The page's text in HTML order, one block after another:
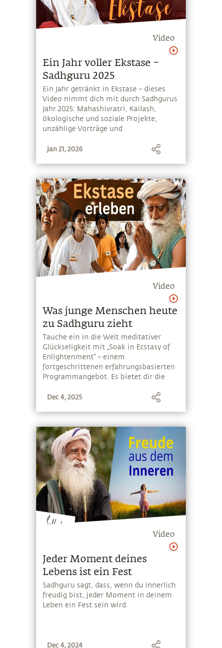
Video
Ein Jahr voller Ekstase –
Sadhguru 2025
Ein Jahr getränkt in Ekstase – dieses
Video nimmt dich mit durch Sadhgurus
Jahr 2025: Mahashivratri, Kailash,
ökologische und soziale Projekte,
unzählige Vorträge und
Jan 21, 2026
Video
Was junge Menschen heute
zu Sadhguru zieht
Tauche ein in die Welt meditativer
Glückseligkeit mit „Soak in Ecstasy of
Enlightenment” – einem
fortgeschrittenen erfahrungsbasierten
Programmangebot. Es bietet dir die
emotionalen Belastungen zu befreien
nicht nur eine Veranstaltung. Es ist
eine immense Welle der Gnade und
Energie – eine Gelegenheit, dich von
unbeschreiblicher Ekstase mitreißen zu
lassen
Dec 4, 2025
Video
Jeder Moment deines
Lebens ist ein Fest
Sadhguru sagt, dass, wenn du innerlich
freudig bist, jeder Moment in deinem
Leben ein Fest sein wird
Dec 4, 2024